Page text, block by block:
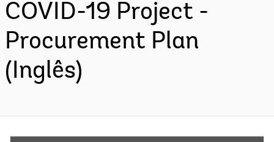
COVID-19 Project -
Procurement Plan
(Inglês)